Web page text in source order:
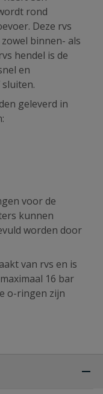
rond
Deze rvs
binnen- als
hendel is de
en
geleverd in
voor de
kunnen
worden door
van rvs en is
16 bar
o-ringen zijn